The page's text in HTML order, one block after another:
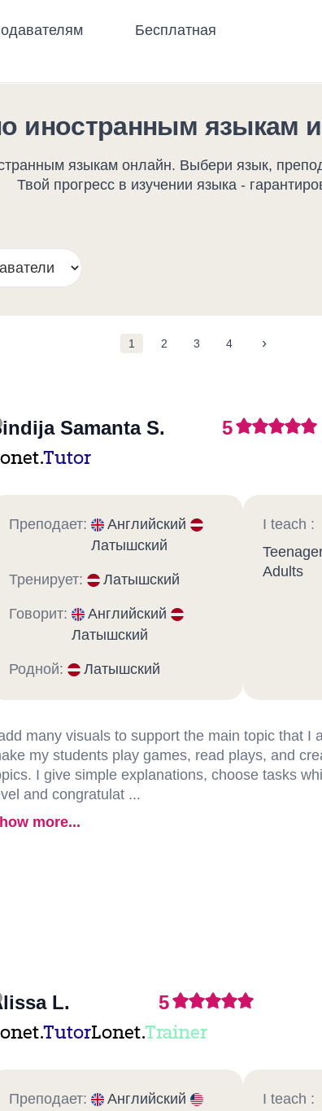
Бесплатная
иностранным языкам
языкам онлайн. Выбери язык,
Твой прогресс в изучении языка -
1 2 3 4 ›
Samanta S. 5
Tutor
Преподает:
Английский
Латышский
Тренирует: Латышский
Говорит:
Английский
Латышский
Родной: Латышский
I teach :
Adults
many visuals to support the main topic that I
my students play games, read plays, and
I give simple explanations, choose tasks
and congratulat ...
more...
L. 5
TutorLonet.Trainer
Преподает:
Английский
I teach :